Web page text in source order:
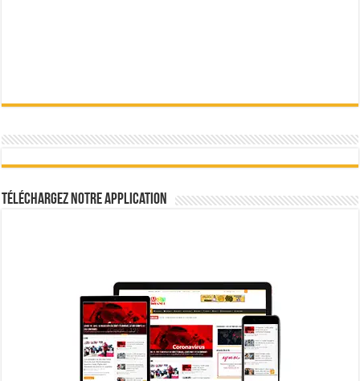
Téléchargez notre Application